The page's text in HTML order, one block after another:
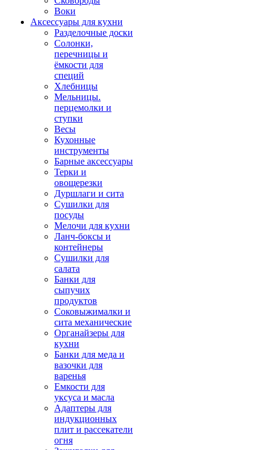
Воки
Аксессуары для кухни
Разделочные доски
Солонки,
перечницы и
ёмкости для
специй
Хлебницы
Мельницы.
перцемолки и
ступки
Весы
Кухонные
инструменты
Барные аксессуары
Терки и
овощерезки
Дуршлаги и сита
Сушилки для
посуды
Мелочи для кухни
Ланч-боксы и
контейнеры
Сушилки для
салата
Банки для
сыпучих
продуктов
Соковыжималки и
сита механические
Органайзеры для
кухни
Банки для меда и
вазочки для
варенья
Емкости для
уксуса и масла
Адаптеры для
индукционных
плит и рассекатели
огня